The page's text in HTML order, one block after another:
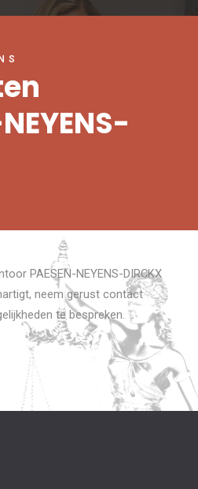
PAESEN-NEYENS-DIRCKX
neem gerust contact
te bespreken.